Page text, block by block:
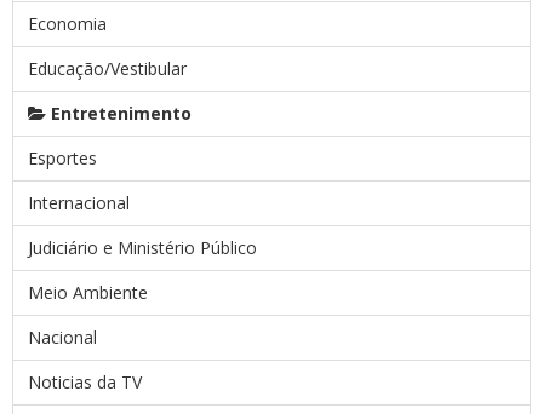
Economia
Educação/Vestibular
Entretenimento
Esportes
Internacional
Judiciário e Ministério Público
Meio Ambiente
Nacional
Noticias da TV